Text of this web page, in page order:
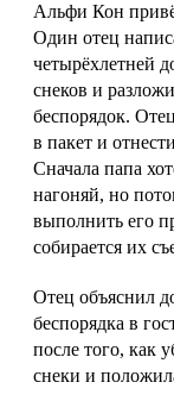
Альфи Кон
Один отец
четырёхлетней
снеков и
беспорядок.
в пакет и
Сначала папа
нагоняй, но
выполнить его
собирается их
Отец объяснил
беспорядка в
после того, как
снеки и